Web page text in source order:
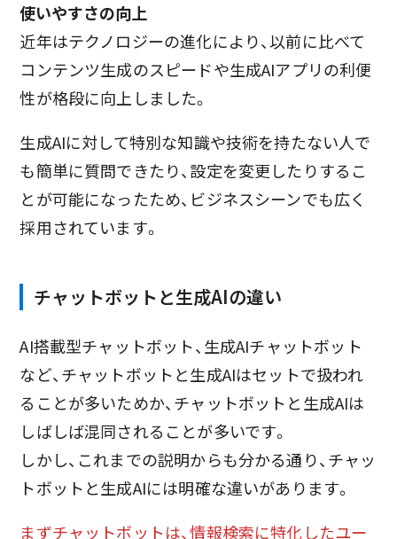
使いやすさの向上
近年はテクノロジーの進化により、以前に比べて
コンテンツ生成のスピードや生成AIアプリの利便
性が格段に向上しました。
生成AIに対して特別な知識や技術を持たない人で
も簡単に質問できたり、設定を変更したりするこ
とが可能になったため、ビジネスシーンでも広く
採用されています。
チャットボットと生成AIの違い
AI搭載型チャットボット、生成AIチャットボット
など、チャットボットと生成AIはセットで扱われ
ることが多いためか、チャットボットと生成AIは
しばしば混同されることが多いです。
しかし、これまでの説明からも分かる通り、チャッ
トボットと生成AIには明確な違いがあります。
まずチャットボットは、情報検索に特化したユー